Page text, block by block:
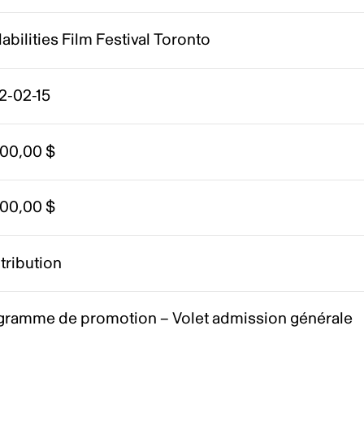
Film Festival Toronto
02-15
$
$
de promotion – Volet admission générale